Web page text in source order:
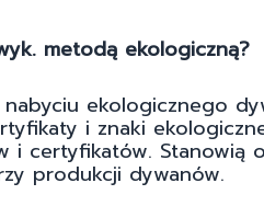
metodą ekologiczną?
ekologicznego
i znaki
i certyfikatów. Stanowią
produkcji dywanów.